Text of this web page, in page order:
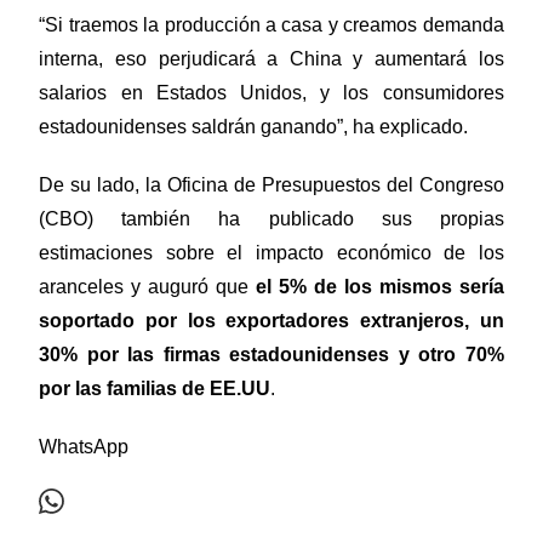
“Si traemos la producción a casa y creamos demanda
interna, eso perjudicará a China y aumentará los
salarios en Estados Unidos, y los consumidores
estadounidenses saldrán ganando”, ha explicado.
De su lado, la Oficina de Presupuestos del Congreso
(CBO) también ha publicado sus propias
estimaciones sobre el impacto económico de los
aranceles y auguró queel 5% de los mismos sería
soportado por los exportadores extranjeros, un
30% por las firmas estadounidenses y otro 70%
por las familias de EE.UU.
WhatsApp